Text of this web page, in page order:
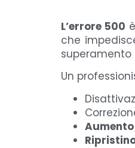
L’errore 500
che
superamento
Un
Aumento